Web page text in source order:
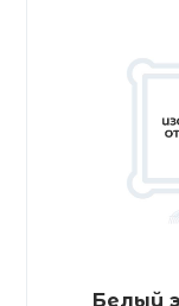
Белый